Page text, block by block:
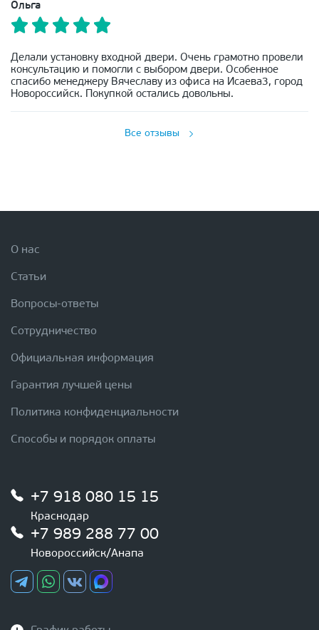
Ольга
Делали установку входной двери. Очень грамотно провели
консультацию и помогли с выбором двери. Особенное
спасибо менеджеру Вячеславу из офиса на Исаева3, город
Новороссийск. Покупкой остались довольны.
Все отзывы
О нас
Статьи
Вопросы-ответы
Сотрудничество
Официальная информация
Гарантия лучшей цены
Политика конфиденциальности
Способы и порядок оплаты
+7 918 080 15 15
Краснодар
+7 989 288 77 00
Новороссийск/Анапа